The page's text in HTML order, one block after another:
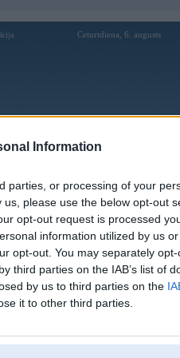
Information
parties, or processing of your
please use the below opt-out
opt-out request is processed
information utilized by us
opt-out. You may separately
third parties on the IAB’s list of
by us to third parties on the
it to other third parties.
Ceturtdiena, 6. augusts
Lietotāji
Pēdējo reizi manīts: 06. Jun 2026, 01:53
5STAR
Rīga
virpiķis
ziņojumi forumā]